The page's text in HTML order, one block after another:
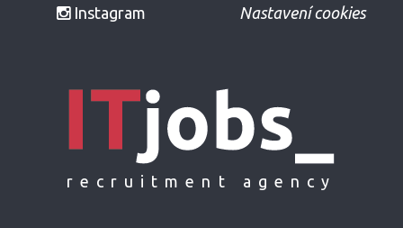
Instagram
Nastavení cookies
recruitment agency